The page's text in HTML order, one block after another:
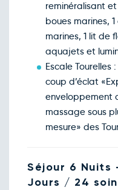
reminéralisant
boues marines,
marines, 1 lit de
aquajets et
Escale
coup d’éclat
enveloppement
massage sous
mesure» des
Séjour 6 Nuits
Jours / 24